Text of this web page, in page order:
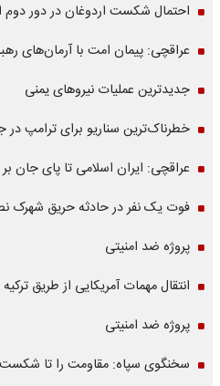
احتمال شکست اردوغان در دور دوم
عراقچی: پیمان امت با آرمان‌های
جدیدترین عملیات نیروهای یمنی
خطرناک‌ترین سناریو برای ترامپ در
عراقچی: ایران اسلامی تا پای جان
فوت یک نفر در حادثه حریق شهرک
پروژه ضد امنیتی
انتقال مهمات آمریکایی از طریق
پروژه ضد امنیتی
سخنگوی سپاه: مقاومت را تا